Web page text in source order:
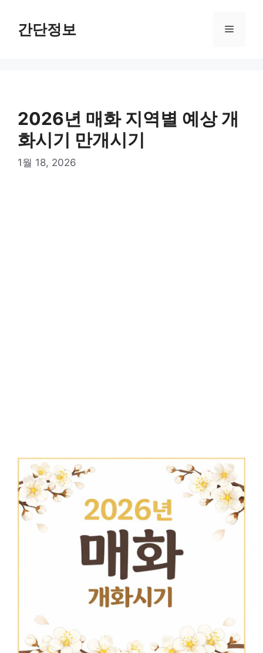
간단정보 메
2026년 매화 지역별 예상 개
화시기 만개시기
1월 18, 2026